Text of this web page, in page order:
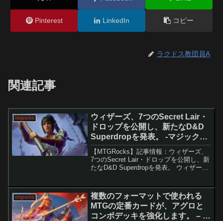
Pinterest LinkedIn コピー
ラクドス教団員A
関連記事
mtgrocks
ウィザーズ、7つのSecret Lair・
ドロップを公開し、新たなD&D
Superdropを発表。 -マジック：
ザ・ギャザリング
【MTGRocks】記事情報：ウィザーズ、
7つのSecret Lair・ドロップを公開し、新
たなD&D Superdropを発表。 ウィザー
イヤーを怒らせた...
mtgrocks
複数のフォーマットで使われる
MTGの定番カードが、アグロと
コンボデッキを強化します。 – マ